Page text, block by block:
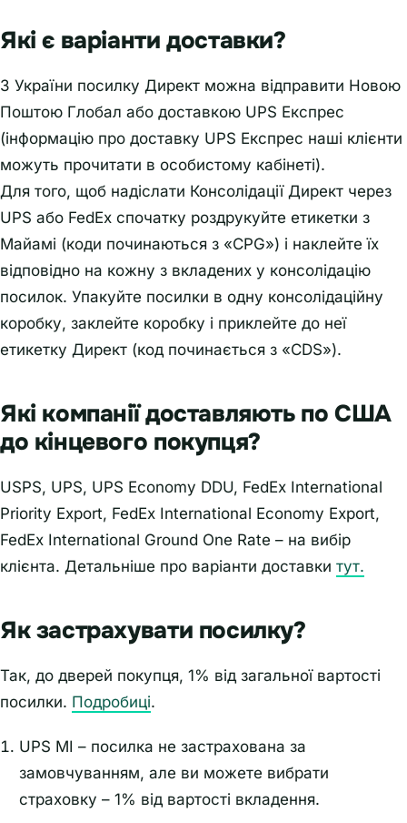
Які є варіанти доставки?
З України посилку Директ можна відправити Новою
Поштою Глобал або доставкою UPS Експрес
(інформацію про доставку UPS Експрес наші клієнти
можуть прочитати в особистому кабінеті).
Для того, щоб надіслати Консолідації Директ через
UPS або FedEx спочатку роздрукуйте етикетки з
Майамі (коди починаються з «CPG») і наклейте їх
відповідно на кожну з вкладених у консолідацію
посилок. Упакуйте посилки в одну консолідаційну
коробку, заклейте коробку і приклейте до неї
етикетку Директ (код починається з «CDS»).
Які компанії доставляють по США
до кінцевого покупця?
USPS, UPS, UPS Economy DDU, FedEx International
Priority Export, FedEx International Economy Export,
FedEx International Ground One Rate – на вибір
клієнта. Детальніше про варіанти доставки тут.
Як застрахувати посилку?
Так, до дверей покупця, 1% від загальної вартості
посилки. Подробиці.
UPS MI – посилка не застрахована за
замовчуванням, але ви можете вибрати
страховку – 1% від вартості вкладення.